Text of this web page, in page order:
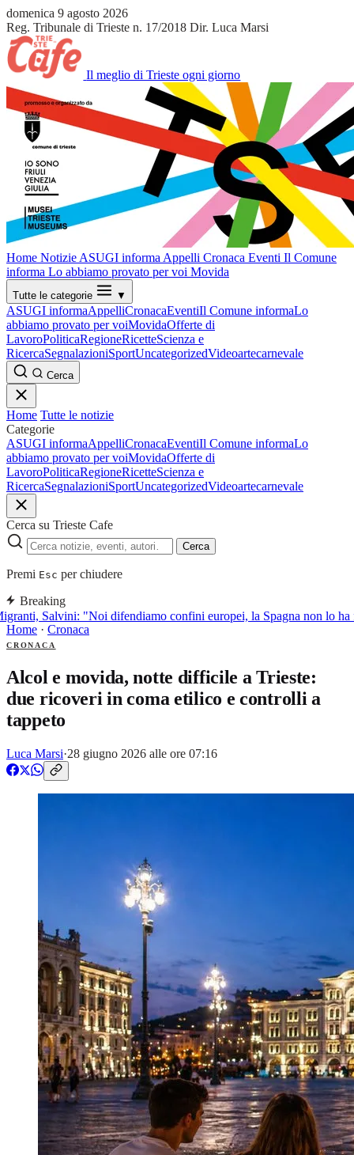
domenica 9 agosto 2026
Reg. Tribunale di Trieste n. 17/2018 Dir. Luca Marsi
Il meglio di Trieste ogni giorno
Home Notizie ASUGI informa Appelli Cronaca Eventi Il Comune
informa Lo abbiamo provato per voi Movida
Tutte le categorie ▼
ASUGI informaAppelliCronacaEventiIl Comune informaLo
abbiamo provato per voiMovidaOfferte di
LavoroPoliticaRegioneRicetteScienza e
RicercaSegnalazioniSportUncategorizedVideoartecarnevale
Cerca
Home Tutte le notizie
Categorie
ASUGI informaAppelliCronacaEventiIl Comune informaLo
abbiamo provato per voiMovidaOfferte di
LavoroPoliticaRegioneRicetteScienza e
RicercaSegnalazioniSportUncategorizedVideoartecarnevale
Cerca su Trieste Cafe
Cerca
Premi Esc per chiudere
Breaking
Salvini: "Noi difendiamo confini europei, la Spagna non lo
Home · Cronaca
CRONACA
Alcol e movida, notte difficile a Trieste:
due ricoveri in coma etilico e controlli a
tappeto
Luca Marsi·28 giugno 2026 alle ore 07:16